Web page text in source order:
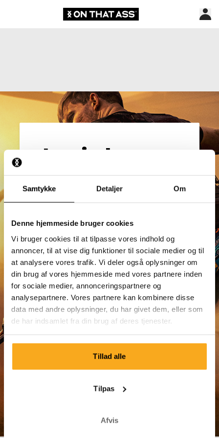
Samtykke Detaljer Om
Denne hjemmeside bruger cookies
Vi bruger cookies til at tilpasse vores indhold og
annoncer, til at vise dig funktioner til sociale medier og til
at analysere vores trafik. Vi deler også oplysninger om
din brug af vores hjemmeside med vores partnere inden
for sociale medier, annonceringspartnere og
analysepartnere. Vores partnere kan kombinere disse
data med andre oplysninger, du har givet dem, eller som
de har indsamlet fra din brug af deres tjenester.
Tillad alle
Tilpas
Afvis
Log ind
Nulstil adgangskode
Log ind